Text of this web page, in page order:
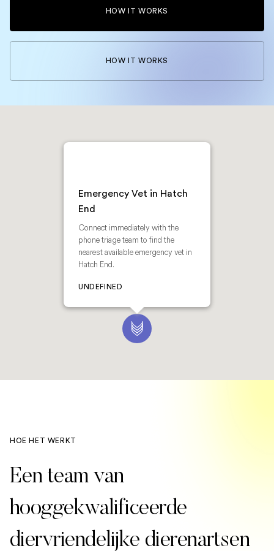
HOW IT WORKS
HOW IT WORKS
Emergency Vet in Hatch
End
Connect immediately with the
phone triage team to find the
nearest available emergency vet in
Hatch End.
UNDEFINED
HOE HET WERKT
Een team van
hooggekwalificeerde
diervriendelijke dierenartsen